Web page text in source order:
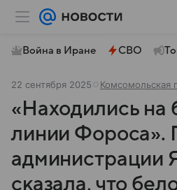
Война в Иране СВО
22 сентября 2025 Комсомольская
«Находились на
линии Фороса».
администрации
сказала, что